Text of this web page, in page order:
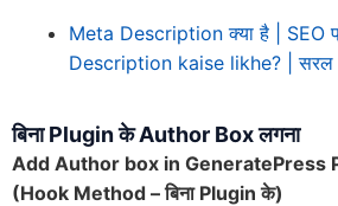
Meta Description क्या है | SEO
Description kaise likhe? | सरल
बिना Plugin के Author Box लगना
Add Author box in GeneratePress
(Hook Method – बिना Plugin के)